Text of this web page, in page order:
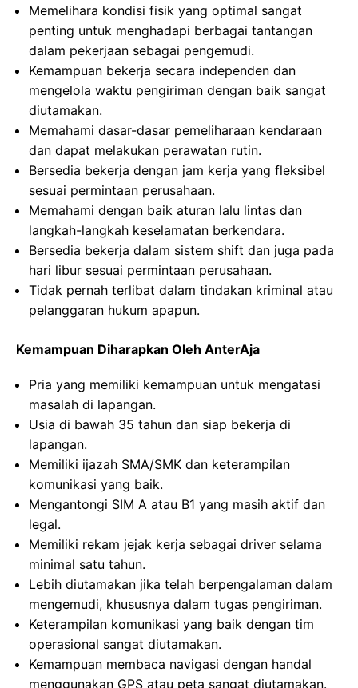
Memelihara kondisi fisik yang optimal sangat
penting untuk menghadapi berbagai tantangan
dalam pekerjaan sebagai pengemudi.
Kemampuan bekerja secara independen dan
mengelola waktu pengiriman dengan baik sangat
diutamakan.
Memahami dasar-dasar pemeliharaan kendaraan
dan dapat melakukan perawatan rutin.
Bersedia bekerja dengan jam kerja yang fleksibel
sesuai permintaan perusahaan.
Memahami dengan baik aturan lalu lintas dan
langkah-langkah keselamatan berkendara.
Bersedia bekerja dalam sistem shift dan juga pada
hari libur sesuai permintaan perusahaan.
Tidak pernah terlibat dalam tindakan kriminal atau
pelanggaran hukum apapun.
Kemampuan Diharapkan Oleh AnterAja
Pria yang memiliki kemampuan untuk mengatasi
masalah di lapangan.
Usia di bawah 35 tahun dan siap bekerja di
lapangan.
Memiliki ijazah SMA/SMK dan keterampilan
komunikasi yang baik.
Mengantongi SIM A atau B1 yang masih aktif dan
legal.
Memiliki rekam jejak kerja sebagai driver selama
minimal satu tahun.
Lebih diutamakan jika telah berpengalaman dalam
mengemudi, khususnya dalam tugas pengiriman.
Keterampilan komunikasi yang baik dengan tim
operasional sangat diutamakan.
Kemampuan membaca navigasi dengan handal
menggunakan GPS atau peta sangat diutamakan.